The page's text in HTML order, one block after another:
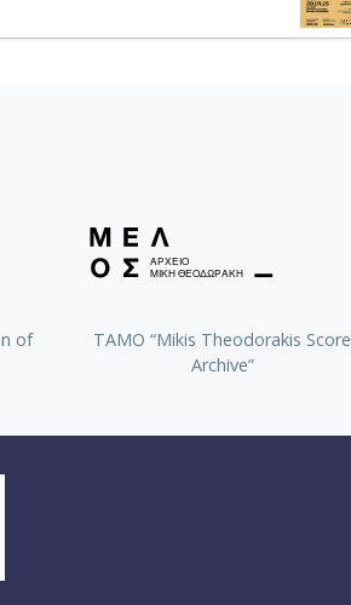
of
TAMO “Mikis Theodorakis Score
Archive”